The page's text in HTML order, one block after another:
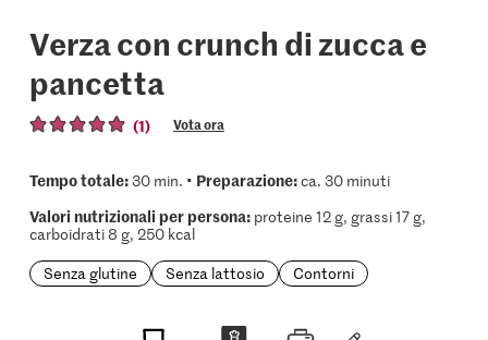
Verza con crunch di zucca e
pancetta
(1) Vota ora
Tempo totale:30 min. • Preparazione:ca. 30 minuti
Valori nutrizionali per persona:proteine 12 g, grassi 17 g,
carboidrati 8 g, 250 kcal
Senza glutine
Senza lattosio Contorni